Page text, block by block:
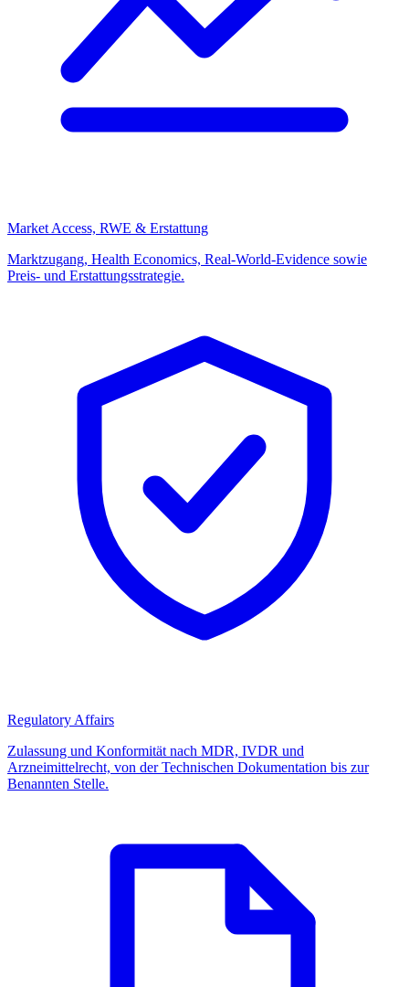
Market Access, RWE & Erstattung
Marktzugang, Health Economics, Real-World-Evidence sowie
Preis- und Erstattungsstrategie.
Regulatory Affairs
Zulassung und Konformität nach MDR, IVDR und
Arzneimittelrecht, von der Technischen Dokumentation bis zur
Benannten Stelle.